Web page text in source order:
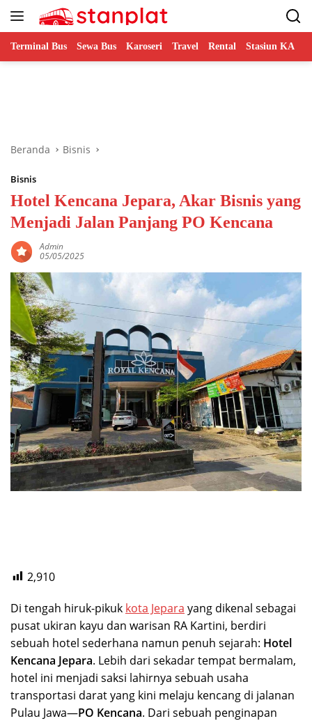
Terminal Bus Sewa Bus Karoseri Travel Rental Stasiun KA
Beranda Bisnis
Bisnis
Hotel Kencana Jepara, Akar Bisnis yang
Menjadi Jalan Panjang PO Kencana
Admin
05/05/2025
2,910
Di tengah hiruk-pikuk kota Jepara yang dikenal sebagai
pusat ukiran kayu dan warisan RA Kartini, berdiri
sebuah hotel sederhana namun penuh sejarah: Hotel
Kencana Jepara. Lebih dari sekadar tempat bermalam,
hotel ini menjadi saksi lahirnya sebuah usaha
transportasi darat yang kini melaju kencang di jalanan
Pulau Jawa—PO Kencana. Dari sebuah penginapan